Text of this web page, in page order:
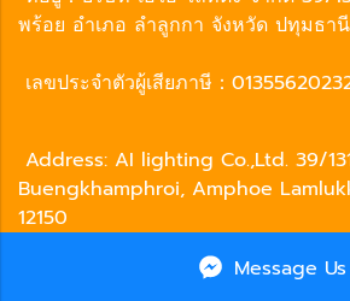
Message Us
พร้อย อำเภอ ลำลูกกา จังหวัด ปทุมธานี
เลขประจำตัวผู้เสียภาษี：
Address: AI lighting Co.,Ltd. 39/
Buengkhamphroi, Amphoe
12150
Tax ID : 0135562023295